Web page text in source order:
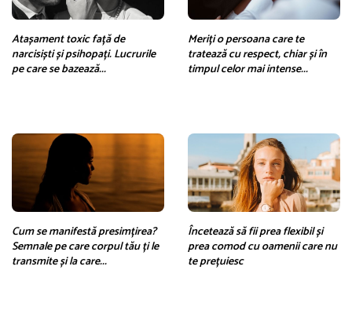
Atașament toxic față de
narcisiști ​​și psihopați. Lucrurile
pe care se bazează...
Meriți o persoana care te
tratează cu respect, chiar și în
timpul celor mai intense...
Cum se manifestă presimțirea?
Semnale pe care corpul tău ți le
transmite și la care...
Încetează să fii prea flexibil și
prea comod cu oamenii care nu
te prețuiesc